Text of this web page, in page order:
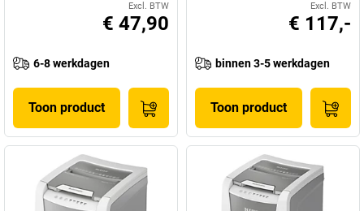
Excl. BTW
€ 47,90
6-8 werkdagen
Toon product
Excl. BTW
€ 117,-
binnen 3-5 werkdagen
Toon product